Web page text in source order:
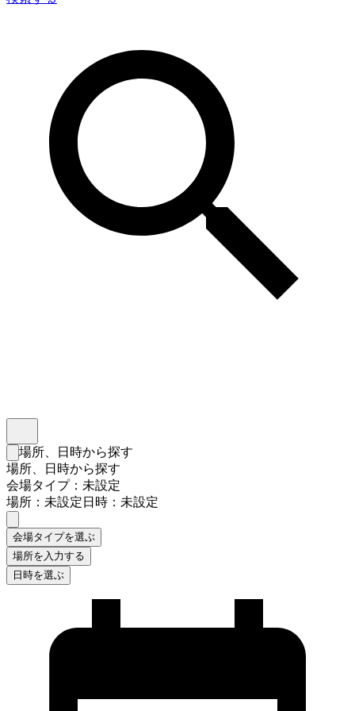
検索フォームを閉じる
場所、日時から探す
場所、日時から探す
会場タイプ：未設定
場所：未設定日時：未設定
会場タイプを選ぶ
場所を入力する
日時を選ぶ